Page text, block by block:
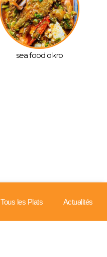
Tous les Plats Actualités
sea food okro